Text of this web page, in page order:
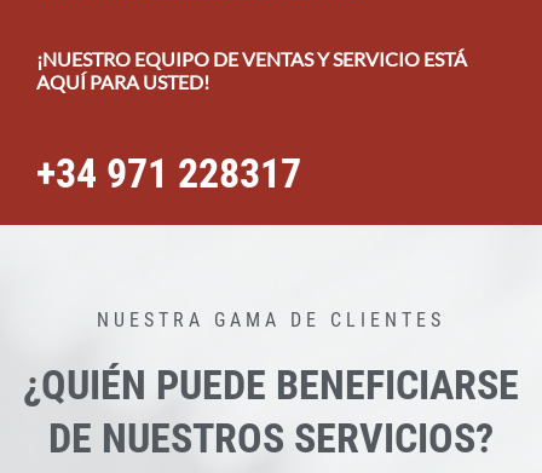
¡NUESTRO EQUIPO DE VENTAS Y SERVICIO ESTÁ
AQUÍ PARA USTED!
+34 971 228317
NUESTRA GAMA DE CLIENTES
¿QUIÉN PUEDE BENEFICIARSE
DE NUESTROS SERVICIOS?